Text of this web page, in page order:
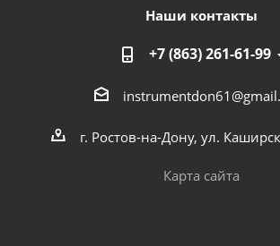
Наши контакты
+7 (863) 261-61-99
г. Ростов-на-Дону, ул.
Карта сайта